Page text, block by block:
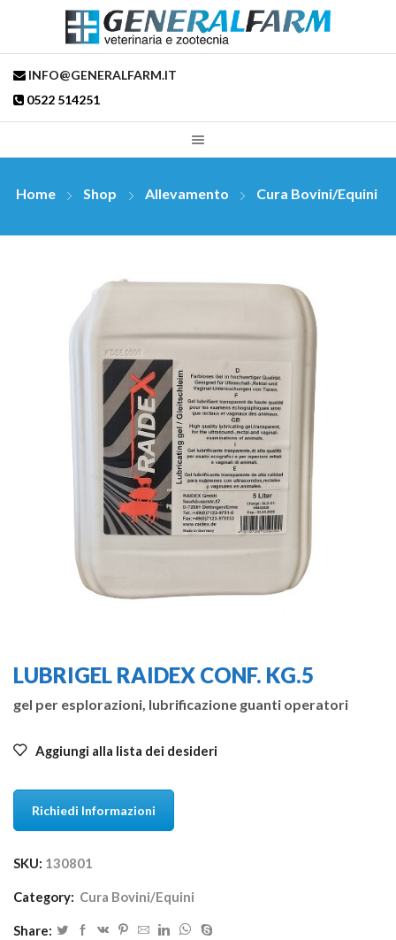
INFO@GENERALFARM.IT
0522 514251
Home Shop Allevamento Cura Bovini/Equini
LUBRIGEL RAIDEX CONF. KG.5
gel per esplorazioni, lubrificazione guanti operatori
Aggiungi alla lista dei desideri
Richiedi Informazioni
SKU: 130801
Category: Cura Bovini/Equini
Share: